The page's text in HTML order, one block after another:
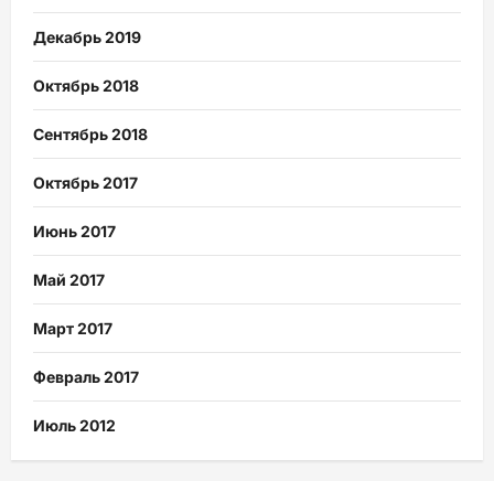
Декабрь 2019
Октябрь 2018
Сентябрь 2018
Октябрь 2017
Июнь 2017
Май 2017
Март 2017
Февраль 2017
Июль 2012